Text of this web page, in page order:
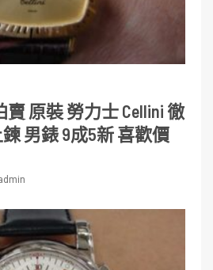
原裝 勞力士 Cellini 徹
鍊 男錶 9成5新 喜歡價